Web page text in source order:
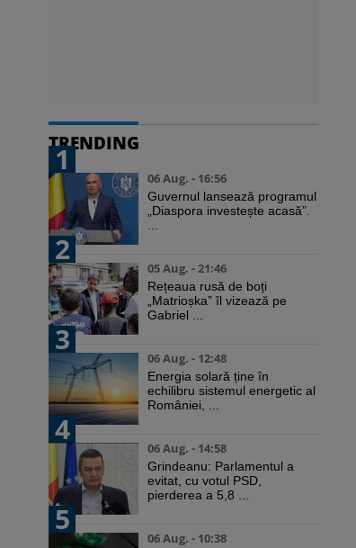
TRENDING
1
06 Aug. - 16:56
Guvernul lansează programul
„Diaspora investește acasă”.
2
05 Aug. - 21:46
Rețeaua rusă de boți
„Matrioșka” îl vizează pe
Gabriel ...
3
06 Aug. - 12:48
Energia solară ține în
echilibru sistemul energetic al
României, ...
4
06 Aug. - 14:58
Grindeanu: Parlamentul a
evitat, cu votul PSD,
pierderea a 5,8 ...
5
06 Aug. - 10:38